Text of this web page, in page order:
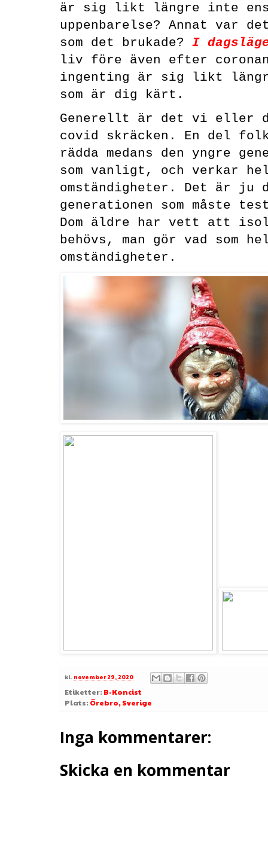
är sig likt längre inte ens
uppenbarelse? Annat var
som det brukade? I
liv före även efter
ingenting är sig likt
som är dig kärt.
Generellt är det vi eller
covid skräcken. En del
rädda medans den yngre
som vanligt, och verkar
omständigheter. Det är ju
generationen som måste
Dom äldre har vett att
behövs, man gör vad som
omständigheter.
kl. november 29, 2020
Etiketter: B-Koncist
Plats: Örebro, Sverige
Inga kommentarer:
Skicka en kommentar